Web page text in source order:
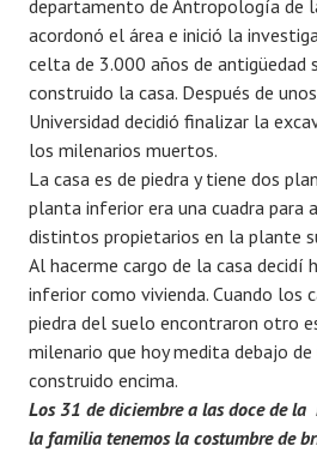
departamento de Antropología de
acordonó el área e inició la
celta de 3.000 años de antigüedad
construido la casa. Después de
Universidad decidió finalizar la
los milenarios muertos.
La casa es de piedra y tiene dos
planta inferior era una cuadra para
distintos propietarios en la plante
Al hacerme cargo de la casa decidí
inferior como vivienda. Cuando los
piedra del suelo encontraron otro
milenario que hoy medita debajo
construido encima.
Los 31 de diciembre a las doce de la
la familia tenemos la costumbre de